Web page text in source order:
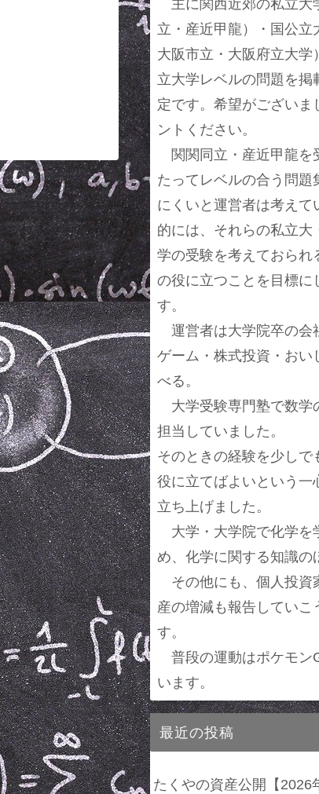
主に関西近郊の私立大
立・産近甲龍）・国公立
大阪市立・大阪府立大学
立大学レベルの問題を掲
定です。希望がございま
ントください。
関関同立・産近甲龍を
たってレベルの合う問題
にくいと運営者は考えて
的には、それらの私立大
学の受験を考えておられ
の役に立つことを目標に
す。
運営者は大学院卒の会
ゲーム・株式投資・おい
べる。
大学受験専門塾で数学
担当していました。
そのときの経験を少しで
役に立てばよいという一
立ち上げました。
大学・大学院で化学を
め、化学に関する知識の
その他にも、個人投資
産の増減も報告していこ
す。
普段の運動はポケモン
います。
最近の投稿
たくやの資産公開【2026